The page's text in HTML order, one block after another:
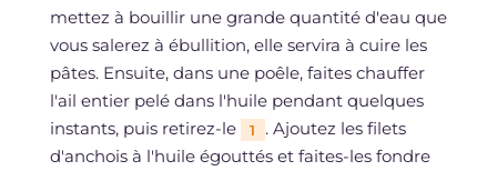
mettez à bouillir une grande quantité d'eau que
vous salerez à ébullition, elle servira à cuire les
pâtes. Ensuite, dans une poêle, faites chauffer
l'ail entier pelé dans l'huile pendant quelques
instants, puis retirez-le
1
. Ajoutez les filets
d'anchois à l'huile égouttés et faites-les fondre